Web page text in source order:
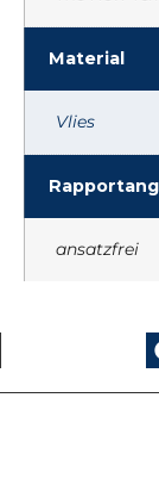
Material
Vlies
ansatzfrei